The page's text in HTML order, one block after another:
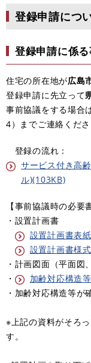
登録申請につ
登録申請に係
住宅の所在地が広島
登録申請に先立って
事前協議をする場合
4）までご連絡くださ
登録の流れ：
サービス付き高
ル)(103KB)
【事前協議時の必要
・設置計画書
設置計画書表
設置計画書様
・計画図面（平面図
・
加齢対応構造
・加齢対応構造等が
※上記の資料がそろ
す。